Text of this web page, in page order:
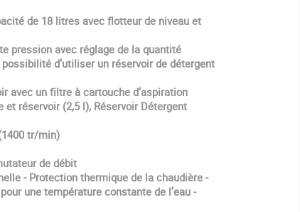
de 18 litres avec flotteur de niveau et
pression avec réglage de la quantité
d’utiliser un réservoir de détergent
avec un filtre à cartouche d’aspiration
réservoir (2,5 l), Réservoir Détergent
tr/min)
de débit
- Protection thermique de la chaudière -
une température constante de l’eau -